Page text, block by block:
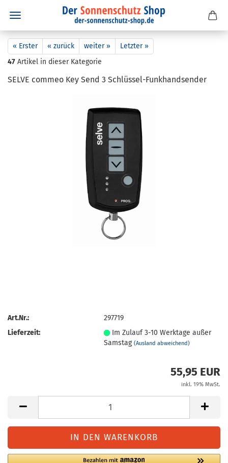
« Erster « zurück weiter »
Letzter »
47 Artikel in dieser Kategorie
SELVE com­meo Key Send 3 Schlüssel-​Funkhandsender
Art.Nr.:
297719
Lieferzeit:
Im Zulauf 3-10 Werktage außer
Samstag(Ausland abweichend)
55,95 EUR
inkl. 19% MwSt.